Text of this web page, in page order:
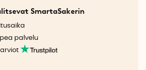
SmartaSakerin
palvelu